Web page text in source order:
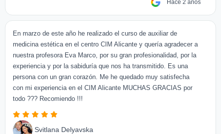
Hace 2 años
En marzo de este año he realizado el curso de auxiliar de
medicina estética en el centro CIM Alicante y quería agradecer a
nuestra profesora Eva Marco, por su gran profesionalidad, por la
experiencia y por la sabiduría que nos ha transmitido. Es una
persona con un gran corazón. Me he quedado muy satisfecha
con mi experiencia en el CIM Alicante MUCHAS GRACIAS por
todo ??? Recomiendo !!!
Svitlana Delyavska